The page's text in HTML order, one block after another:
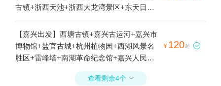
古镇+浙西天池+浙西大龙湾景区+东天目山
景区+胡雪岩故居+山沟沟景区+富春桃源风
景区+安吉天目山漂流+钱王陵+杭州植物园
+西湖风景名胜区+雷峰塔+杭州长乔极地海
洋公园+浙西运河+垂云通天河+太湖源+青山
动物园+浙西大峡谷+大奇山国家森林公园
【嘉兴出发】西塘古镇+嘉兴古运河+嘉兴市
博物馆+盐官古城+杭州植物园+西湖风景名
胜区+雷峰塔+南湖革命纪念馆+嘉兴人民公
园+观潮胜地公园+毛泽东观潮诗碑亭+乌镇
+嘉兴子城+南浔古桥+嘉善水乡风情旅游+南
¥ 120起 
查看剩余4个 